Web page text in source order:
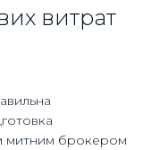
витрат
митним брокером